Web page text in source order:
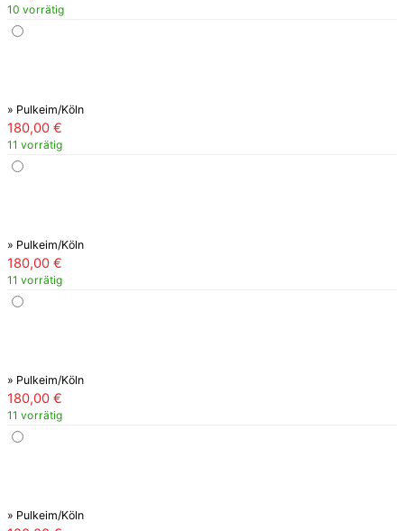
10 vorrätig
» Pulkeim/Köln
180,00 €
11 vorrätig
» Pulkeim/Köln
180,00 €
11 vorrätig
» Pulkeim/Köln
180,00 €
11 vorrätig
» Pulkeim/Köln